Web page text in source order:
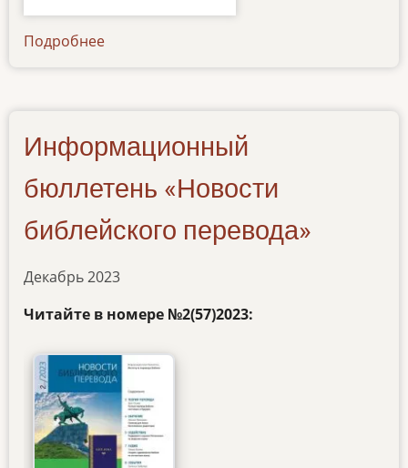
Подробнее
Информационный
бюллетень «Новости
библейского перевода»
Декабрь 2023
Читайте в номере №2(57)2023: